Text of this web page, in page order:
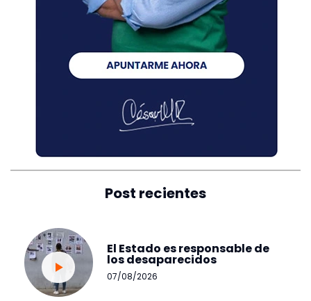
Post recientes
El Estado es responsable de
los desaparecidos
07/08/2026